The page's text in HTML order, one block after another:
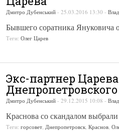
Дмитро Дубенський - 25.03.2016 13:30 -
Бывшего соратника Януковича
Теги: Олег Царев
Экс-партнер
Днепропетровского
Дмитро Дубенський - 29.12.2015 10:08 -
Краснова со скандалом
Теги: горсовет Днепропетровск Краснов